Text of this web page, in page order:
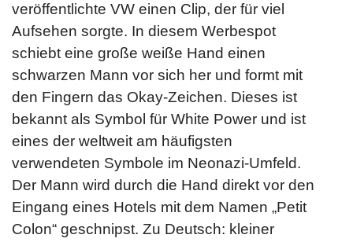
veröffentlichte VW einen Clip, der für viel
Aufsehen sorgte. In diesem Werbespot
schiebt eine große weiße Hand einen
schwarzen Mann vor sich her und formt mit
den Fingern das Okay-Zeichen. Dieses ist
bekannt als Symbol für White Power und ist
eines der weltweit am häufigsten
verwendeten Symbole im Neonazi-Umfeld.
Der Mann wird durch die Hand direkt vor den
Eingang eines Hotels mit dem Namen „Petit
Colon“ geschnipst. Zu Deutsch: kleiner